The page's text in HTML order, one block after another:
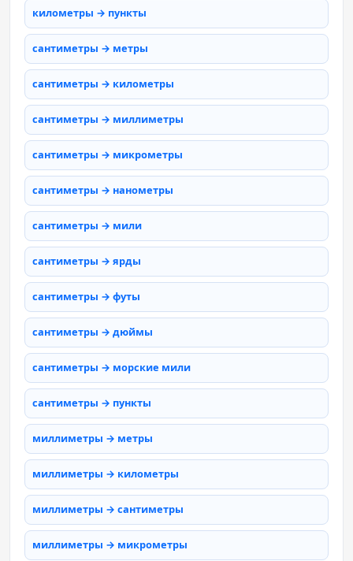
километры → пункты
сантиметры → метры
сантиметры → километры
сантиметры → миллиметры
сантиметры → микрометры
сантиметры → нанометры
сантиметры → мили
сантиметры → ярды
сантиметры → футы
сантиметры → дюймы
сантиметры → морские мили
сантиметры → пункты
миллиметры → метры
миллиметры → километры
миллиметры → сантиметры
миллиметры → микрометры